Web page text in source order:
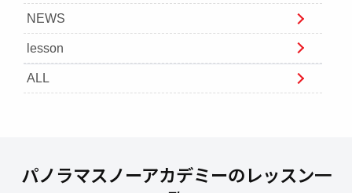
NEWS
lesson
ALL
パノラマスノーアカデミーのレッスン一